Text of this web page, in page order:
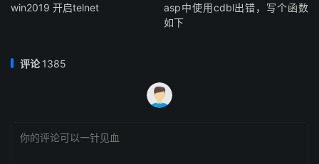
win2019 开启telnet
asp中使用cdbl出错，写个函数
如下
评论1385